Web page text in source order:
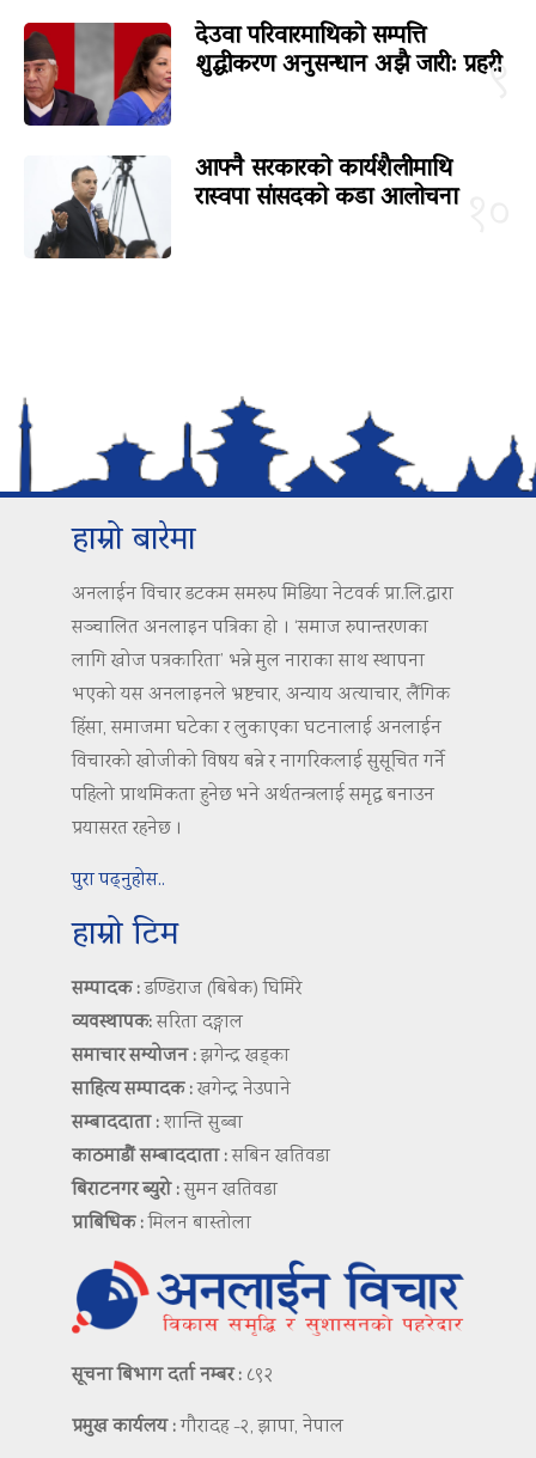
९
देउवा परिवारमाथिको सम्पत्ति
शुद्धीकरण अनुसन्धान अझै जारी: प्रहरी
आफ्नै सरकारको कार्यशैलीमाथि
रास्वपा सांसदको कडा आलोचना
हाम्रो बारेमा
अनलाईन विचार डटकम समरुप मिडिया नेटवर्क प्रा.लि.द्वारा
सञ्चालित अनलाइन पत्रिका हो । ‘समाज रुपान्तरणका
लागि खोज पत्रकारिता’ भन्ने मुल नाराका साथ स्थापना
भएको यस अनलाइनले भ्रष्टचार, अन्याय अत्याचार, लैंगिक
हिंसा, समाजमा घटेका र लुकाएका घटनालाई अनलाईन
विचारको खोजीको विषय बन्ने र नागरिकलाई सुसूचित गर्ने
पहिलो प्राथमिकता हुनेछ भने अर्थतन्त्रलाई समृद्ध बनाउन
प्रयासरत रहनेछ ।
पुरा पढ्नुहोस..
हाम्रो टिम
सम्पादक :डण्डिराज (बिबेक) घिमिरे
व्यवस्थापक:सरिता दङ्गाल
समाचार सम्योजन :झगेन्द्र खड्का
साहित्य सम्पादक :खगेन्द्र नेउपाने
सम्बाददाता :शान्ति सुब्बा
काठमाडौं सम्बाददाता :सबिन खतिवडा
बिराटनगर ब्युरो :सुमन खतिवडा
प्राबिधिक :मिलन बास्तोला
सूचना बिभाग दर्ता नम्बर : ८९२
प्रमुख कार्यलय :गौरादह -२, झापा, नेपाल